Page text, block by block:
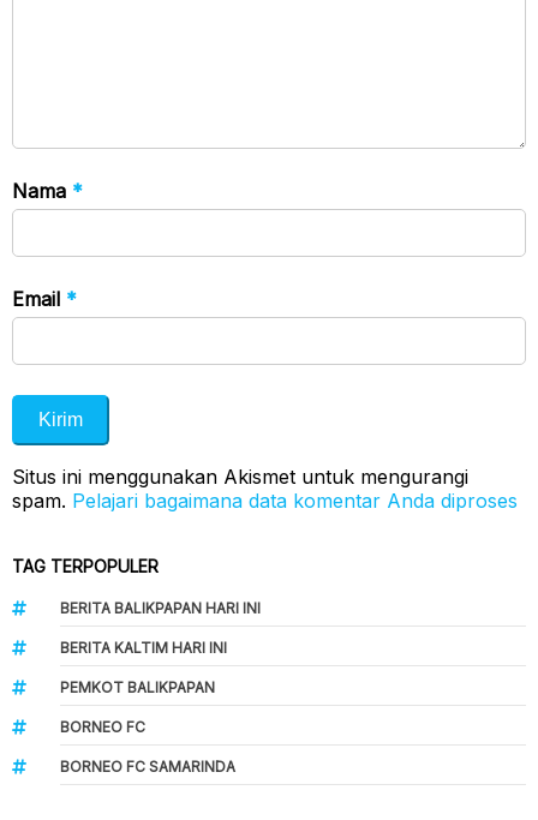
Nama *
Email *
Situs ini menggunakan Akismet untuk mengurangi
spam. Pelajari bagaimana data komentar Anda diproses
TAG TERPOPULER
BERITA BALIKPAPAN HARI INI
BERITA KALTIM HARI INI
PEMKOT BALIKPAPAN
BORNEO FC
BORNEO FC SAMARINDA